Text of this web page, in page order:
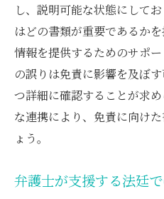
し、説明可能な状態にして
はどの書類が重要であるか
情報を提供するためのサポ
の誤りは免責に影響を及ぼ
つ詳細に確認することが求
な連携により、免責に向け
ょう。
弁護士が支援する法廷